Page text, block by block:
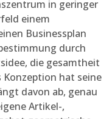
in geringer
einem
Businessplan
durch
die gesamtheit
Konzeption hat seine
davon ab, genau
Artikel-,